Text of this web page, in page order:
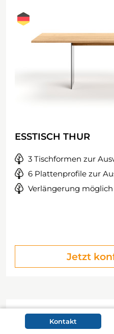
ESSTISCH THUR
3 Tischformen zur
6 Plattenprofile zur
Verlängerung möglich
Jetzt
Kontakt